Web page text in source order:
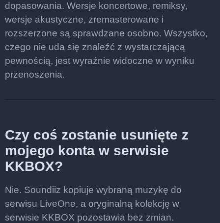
dopasowania. Wersje koncertowe, remiksy,
wersje akustyczne, zremasterowane i
rozszerzone są sprawdzane osobno. Wszystko,
czego nie uda się znaleźć z wystarczającą
pewnością, jest wyraźnie widoczne w wyniku
przenoszenia.
Czy coś zostanie usunięte z
mojego konta w serwisie
KKBOX?
Nie. Soundiiz kopiuje wybraną muzykę do
serwisu LiveOne, a oryginalną kolekcję w
serwisie KKBOX pozostawia bez zmian.